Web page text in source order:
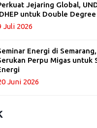
Jejaring Global,
untuk Double Degree
Juli 2026
Energi di
Perpu Migas untuk
Juni 2026